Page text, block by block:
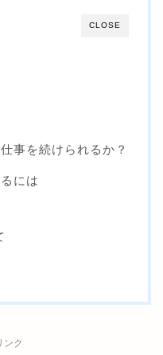
CLOSE
事を続けられるか？
には
ンク